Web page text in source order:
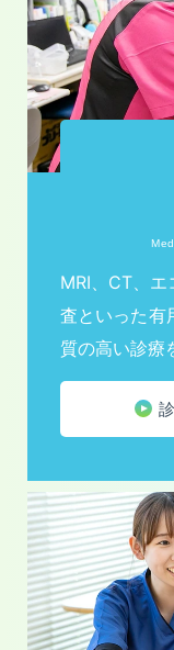
土
予約優先で診察を
は事前に電話での
〒830-0054 福
交通アク
採用情報
Recruit
サイトマップ
MRI、CT、
査といった有
質の高い診療